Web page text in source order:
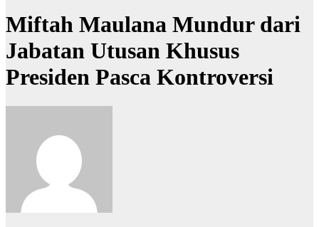
Miftah Maulana Mundur dari
Jabatan Utusan Khusus
Presiden Pasca Kontroversi